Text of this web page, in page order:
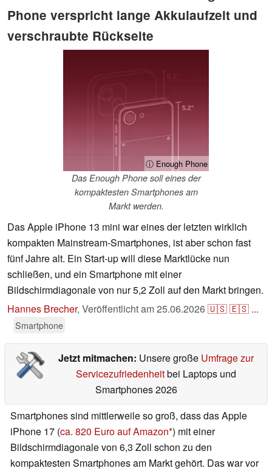
Phone verspricht lange Akkulaufzeit und
verschraubte Rückseite
ⓘ Enough Phone
Das Enough Phone soll eines der
kompaktesten Smartphones am
Markt werden.
Das Apple iPhone 13 mini war eines der letzten wirklich
kompakten Mainstream-Smartphones, ist aber schon fast
fünf Jahre alt. Ein Start-up will diese Marktlücke nun
schließen, und ein Smartphone mit einer
Bildschirmdiagonale von nur 5,2 Zoll auf den Markt bringen.
Hannes Brecher, Veröffentlicht am25.06.2026🇺🇸🇪🇸 ...
Smartphone
Jetzt mitmachen: Unsere große Umfrage zur
Servicezufriedenheitbei Laptops und
Smartphones 2026
Smartphones sind mittlerweile so groß, dass das Apple
iPhone 17 (ca. 820 Euro auf Amazon ) mit einer
Bildschirmdiagonale von 6,3 Zoll schon zu den
kompaktesten Smartphones am Markt gehört. Das war vor